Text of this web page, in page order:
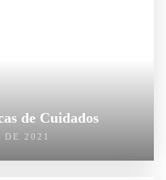
de Cuidados
DE 2021